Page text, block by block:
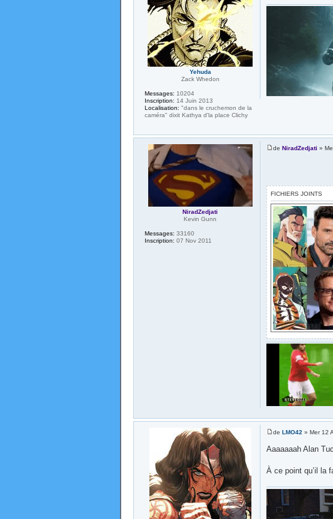
Yehuda
Zack Whedon
Messages: 10204
Inscription: 14 Juin 2013
Localisation: "dans le cruchemon de la
caméra" dixit Kathya d'la place Clichy
de NiradZedjati »
FICHIERS JOINTS
NiradZedjati
Kevin Gunn
Messages: 33160
Inscription: 07 Nov 2011
de LMO42 » Mer 12
Aaaaaaah Alan
À ce point qu’il la